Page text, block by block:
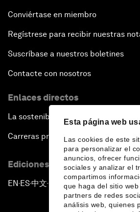
Esta página web
Las cookies de este
para personalizar el
anuncios, ofrecer
sociales y analizar el
compartimos
que haga del sitio
partners de redes
análisis web, quienes
Conviértase en miembro
Regístrese para recibir nuestras
Suscríbase a nuestros boletines
Contacte con nosotros
Enlaces directos
La sostenibilidad en el Foro
Carreras profesionales
Ediciones en otros idiomas
EN ▪ ES▪中文▪ 日本語